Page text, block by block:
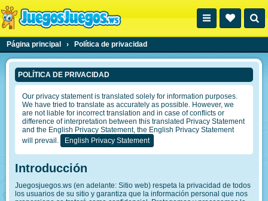
Página principal › Política de privacidad
POLÍTICA DE PRIVACIDAD
Our privacy statement is translated solely for information purposes.
We have tried to translate as accurately as possible. However, we
are not liable for incorrect translation and in case of conflicts or
difference of interpretation between this translated Privacy Statement
and the English Privacy Statement, the English Privacy Statement
will prevail.
English Privacy Statement
Introducción
Juegosjuegos.ws (en adelante: Sitio web) respeta la privacidad de todos
los usuarios de su sitio y garantiza que la información personal que nos